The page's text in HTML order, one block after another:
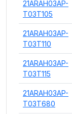
21ARAH03AP-
T03T105
21ARAH03AP-
T03T110
21ARAH03AP-
T03T115
21ARAH03AP-
T03T680